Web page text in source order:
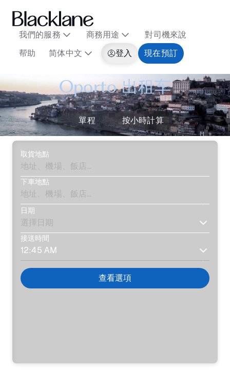
我們的服務 商務用途
對司機來說
帮助
简体中文 登入 現在預訂
Oporto 出租车
單程 按小時計算
取貨地點
下車地點
日期
接送時間
查看選項